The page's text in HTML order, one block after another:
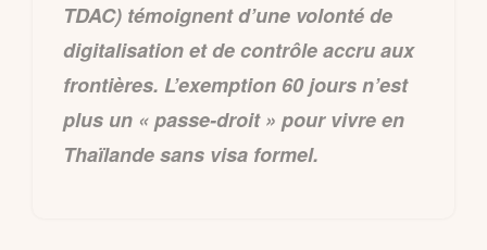
TDAC) témoignent d’une volonté de
digitalisation et de contrôle accru aux
frontières. L’exemption 60 jours n’est
plus un « passe-droit » pour vivre en
Thaïlande sans visa formel.